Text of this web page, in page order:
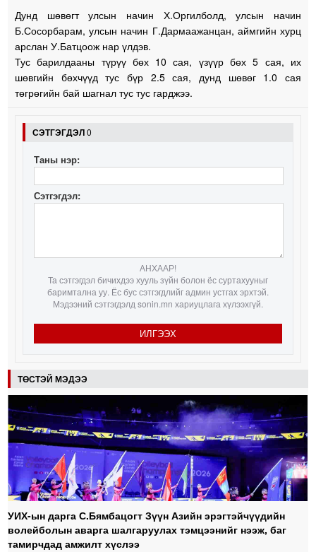
Дунд шөвөгт улсын начин Х.Оргилболд, улсын начин
Б.Сосорбарам, улсын начин Г.Дармаажанцан, аймгийн хурц
арслан У.Батцоож нар үлдэв.
Тус барилдааны түрүү бөх 10 сая, үзүүр бөх 5 сая, их
шөвгийн бөхчүүд тус бүр 2.5 сая, дунд шөвөг 1.0 сая
төгрөгийн бай шагнал тус тус гарджээ.
СЭТГЭГДЭЛ0
Таны нэр:
Сэтгэгдэл:
АНХААР!
Та сэтгэгдэл бичихдээ хууль зүйн болон ёс суртахууныг
баримтална уу. Ёс бус сэтгэгдлийг админ устгах эрхтэй.
Мэдээний сэтгэгдэлд sonin.mn хариуцлага хүлээхгүй.
ИЛГЭЭХ
ТӨСТЭЙ МЭДЭЭ
УИХ-ын дарга С.Бямбацогт Зүүн Азийн эрэгтэйчүүдийн
волейболын аварга шалгаруулах тэмцээнийг нээж, баг
тамирчдад амжилт хүслээ